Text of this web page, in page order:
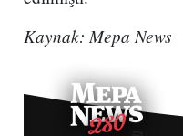
Kaynak: Mepa News